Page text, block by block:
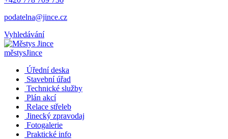
podatelna@jince.cz
Vyhledávání
městysJince
Úřední deska
Stavební úřad
Technické služby
Plán akcí
Relace střeleb
Jinecký zpravodaj
Fotogalerie
Praktické info